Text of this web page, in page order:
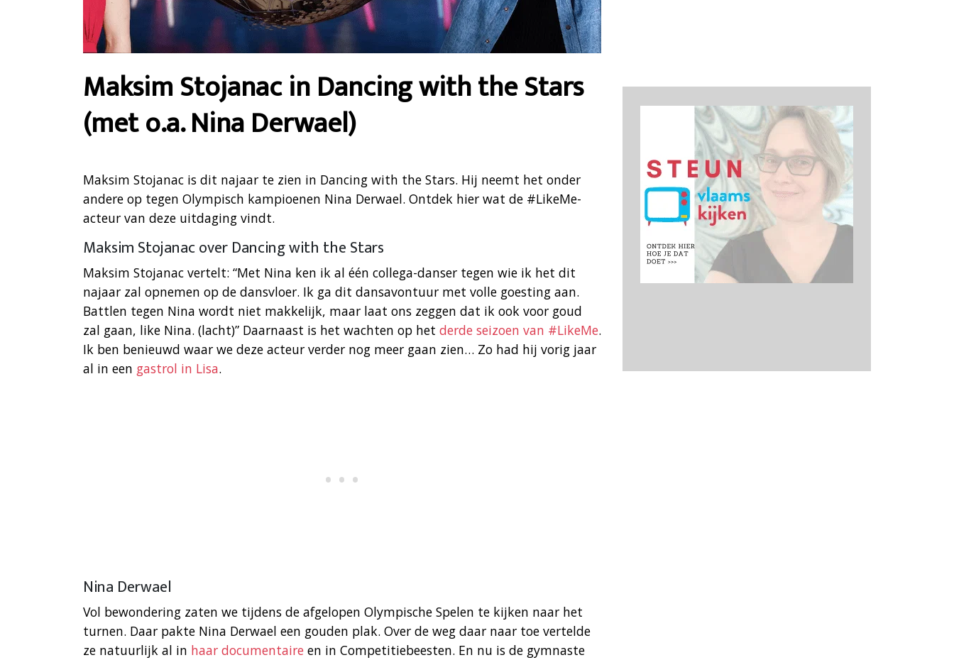
Maksim Stojanac in Dancing with the Stars
(met o.a. Nina Derwael)
Maksim Stojanac is dit najaar te zien in Dancing with the Stars. Hij neemt het onder
andere op tegen Olympisch kampioenen Nina Derwael. Ontdek hier wat de #LikeMe-
acteur van deze uitdaging vindt.
Maksim Stojanac over Dancing with the Stars
Maksim Stojanac vertelt: “Met Nina ken ik al één collega-danser tegen wie ik het dit
najaar zal opnemen op de dansvloer. Ik ga dit dansavontuur met volle goesting aan.
Battlen tegen Nina wordt niet makkelijk, maar laat ons zeggen dat ik ook voor goud
zal gaan, like Nina. (lacht)” Daarnaast is het wachten op het derde seizoen van #LikeMe.
Ik ben benieuwd waar we deze acteur verder nog meer gaan zien… Zo had hij vorig jaar
al in een gastrol in Lisa.
Nina Derwael
Vol bewondering zaten we tijdens de afgelopen Olympische Spelen te kijken naar het
turnen. Daar pakte Nina Derwael een gouden plak. Over de weg daar naar toe vertelde
ze natuurlijk al in haar documentaire en in Competitiebeesten. En nu is de gymnaste